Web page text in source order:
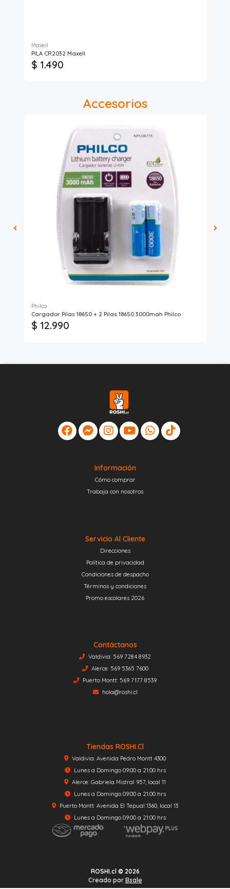
Maxell
PILA CR2032 Maxell
$ 1.490
Accesorios
Philco
Cargador Pilas 18650 + 2 Pilas 18650 3000mah Philco
$ 12.990
Información
Cómo comprar
Trabaja con nosotros
Servicio Al Cliente
Direcciones
Política de privacidad
Condiciones de despacho
Términos y condiciones
Promo escolares 2026
Contáctanos
Valdivia: 569 7284 8932
Alerce: 569 5365 7600
Puerto Montt: 569 7177 8539
hola@roshi.cl
Tiendas ROSHI.cl
Valdivia: Avenida Pedro Montt 4300
Lunes a Domingo 09:00 a 21:00 hrs
Alerce: Gabriela Mistral 957, local 11
Lunes a Domingo 09:00 a 21:00 hrs
Puerto Montt: Avenida El Tepual 1360, local 13
Lunes a Domingo 09:00 a 21:00 hrs
ROSHI.cl © 2026
Creado por Bsale